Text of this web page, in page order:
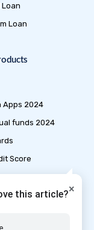
in India
in India
India
×
this article?
Loan
Apps 2024
funds 2024
Score
Status